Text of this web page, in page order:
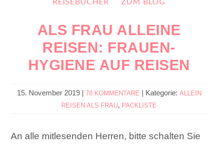
REISEBÜCHER ZUM BLOG
ALS FRAU ALLEINE
REISEN: FRAUEN-
HYGIENE AUF REISEN
15. November 2019| 78 KOMMENTARE | Kategorie: ALLEIN
REISEN ALS FRAU, PACKLISTE
An alle mitlesenden Herren, bitte schalten Sie